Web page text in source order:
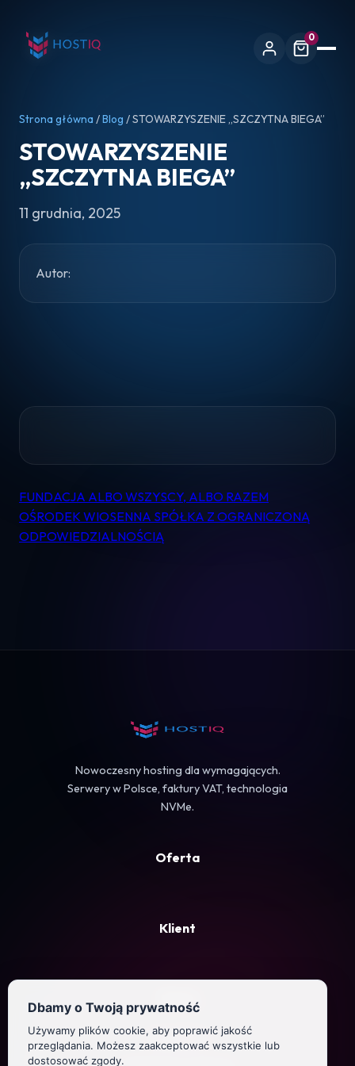
0
Pomoc
Koszyk
Strona główna /Blog / STOWARZYSZENIE „SZCZYTNA BIEGA”
STOWARZYSZENIE
„SZCZYTNA BIEGA”
11 grudnia, 2025
Autor:
Nawigacja
wpisu
FUNDACJA ALBO WSZYSCY, ALBO RAZEM
OŚRODEK WIOSENNA SPÓŁKA Z OGRANICZONĄ
ODPOWIEDZIALNOŚCIĄ
Nowoczesny hosting dla wymagających.
Serwery w Polsce, faktury VAT, technologia
NVMe.
Oferta
Klient
Firma
Regulamin
Dbamy o Twoją prywatność
Używamy plików cookie, aby poprawić jakość
przeglądania. Możesz zaakceptować wszystkie lub
dostosować zgody.